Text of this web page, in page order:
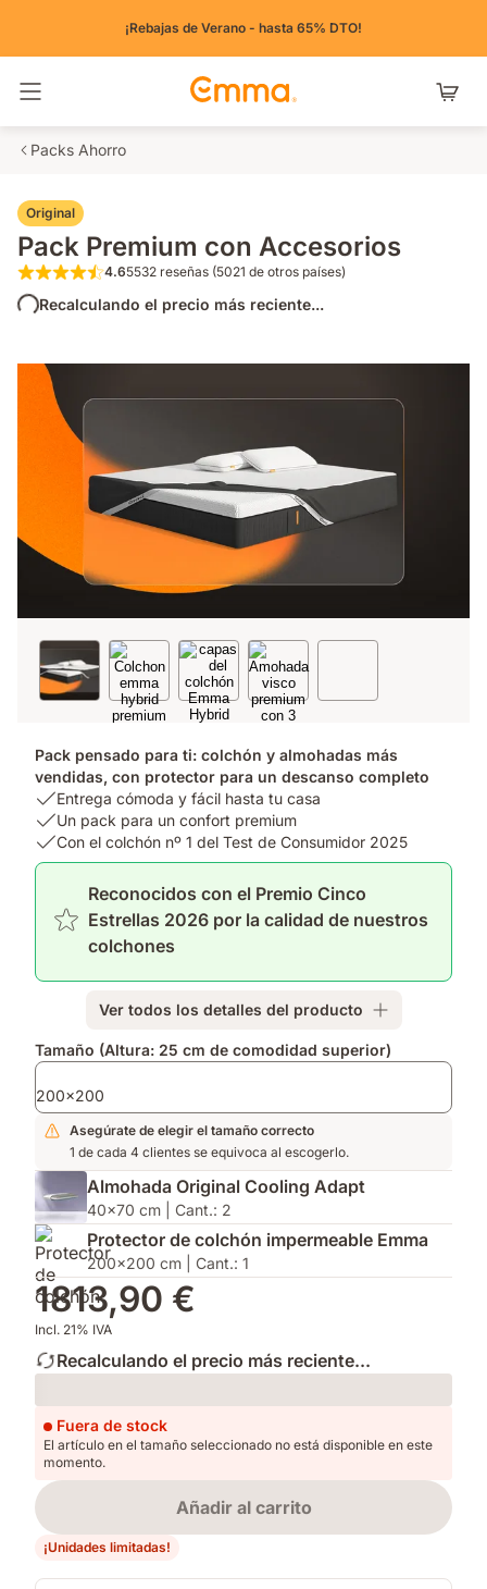
¡Rebajas de Verano - hasta 65% DTO!
Packs Ahorro
Original
Pack Premium con Accesorios
4.6 de 5 estrellas 5532 reseñas (5021 de
4.65532 reseñas (5021 de otros países)
Recalculando el precio más reciente...
Pack pensado para ti: colchón y almohadas más
vendidas, con protector para un descanso completo
USP
1:
Entrega
cómoda
hasta
casa
Entrega cómoda y fácil hasta tu casa
USP
2:
Un
para
premium
Un pack para un confort premium
USP
3:
colchón
1
Consumidor
Con el colchón nº 1 del Test de Consumidor 2025
Reconocidos con el Premio Cinco
Estrellas 2026 por la calidad de nuestros
colchones
Ver todos los detalles del producto
Complementos
Tamaño (Altura: 25 cm de comodidad superior)
200x200
Asegúrate de elegir el tamaño correcto
1 de cada 4 clientes se equivoca al escogerlo.
Almohada Original Cooling Adapt
40x70 cm | Cant.: 2
Protector de colchón impermeable Emma
200x200 cm | Cant.: 1
1813,90 €
Incl. 21% IVA
Recalculando el precio más reciente...
Loading
Fuera de stock
El artículo en el tamaño seleccionado no está disponible en este
momento.
Añadir al carrito
¡Unidades limitadas!